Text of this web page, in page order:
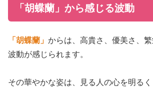
「胡蝶蘭」から感じる波動
「胡蝶蘭」 からは、高貴さ、優美さ、
波動が感じられます。
その華やかな姿は、見る人の心を明る